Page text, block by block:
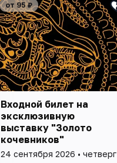
от 95 ₽
Входной билет на
эксклюзивную
выставку "Золото
кочевников"
24 сентября 2026 • четверг